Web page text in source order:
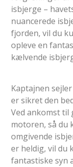
isbjerge –
nuancerede
fjorden, vil du
opleve en
kælvende
Kaptajnen
er sikret den
Ved ankomst til
motoren, så du
omgivende
er heldig, vil du
fantastiske syn